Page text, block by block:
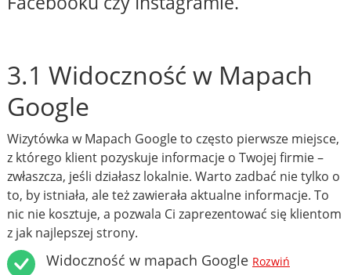
3.1 Widoczność w Mapach
Google
Wizytówka w Mapach Google to często pierwsze miejsce,
z którego klient pozyskuje informacje o Twojej firmie –
zwłaszcza, jeśli działasz lokalnie. Warto zadbać nie tylko o
to, by istniała, ale też zawierała aktualne informacje. To
nic nie kosztuje, a pozwala Ci zaprezentować się klientom
z jak najlepszej strony.
Widoczność w mapach Google Rozwiń